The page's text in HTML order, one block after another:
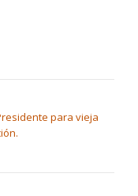
para vieja